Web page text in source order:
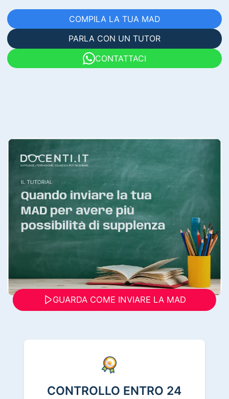
COMPILA LA TUA MAD
PARLA CON UN TUTOR
CONTATTACI
GUARDA COME INVIARE LA MAD
CONTROLLO ENTRO 24